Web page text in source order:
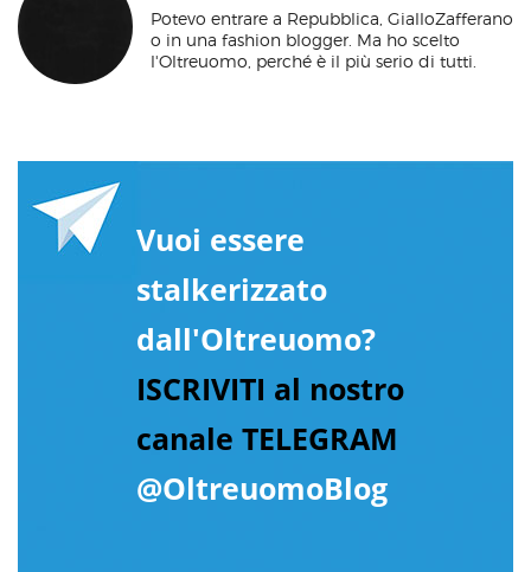
Potevo entrare a Repubblica, GialloZafferano
o in una fashion blogger. Ma ho scelto
l'Oltreuomo, perché è il più serio di tutti.
Vuoi essere
stalkerizzato
dall'Oltreuomo?
ISCRIVITI al nostro
canale TELEGRAM
@OltreuomoBlog